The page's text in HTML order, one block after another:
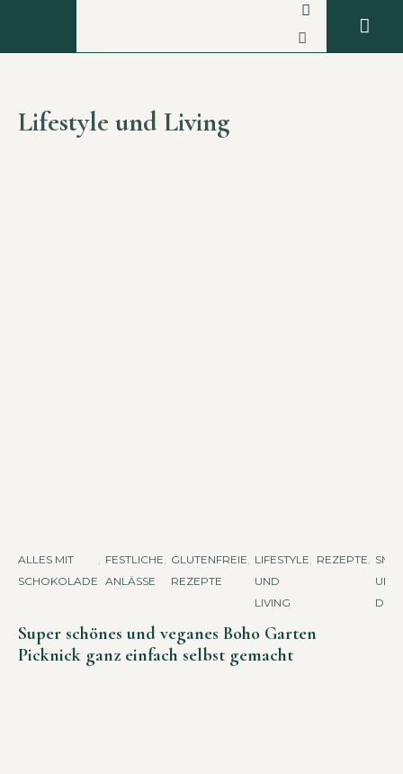
Lifestyle und Living
ALLES MIT
SCHOKOLADE
, FESTLICHE
ANLÄSSE
, GLUTENFREIE
REZEPTE
, LIFESTYLE
UND
LIVING
, REZEPTE,
UND
Super schönes und veganes Boho Garten
Picknick ganz einfach selbst gemacht